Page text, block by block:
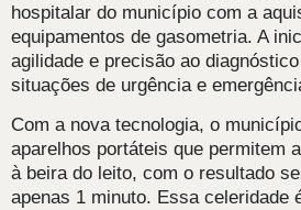
hospitalar do município com a
equipamentos de gasometria. A
agilidade e precisão ao
situações de urgência e
Com a nova tecnologia, o
aparelhos portáteis que permitem
à beira do leito, com o resultado
apenas 1 minuto. Essa celeridade